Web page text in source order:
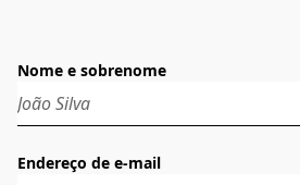
Nome e sobrenome
Endereço de e-mail